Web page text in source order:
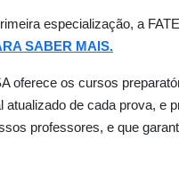
especialização, a
SABER MAIS.
oferece os cursos
de cada prova, e
professores, e que